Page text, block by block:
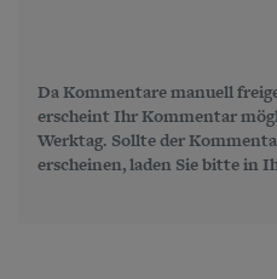
Da Kommentare manuell
erscheint Ihr Kommentar
Werktag. Sollte der
erscheinen, laden Sie bitte in